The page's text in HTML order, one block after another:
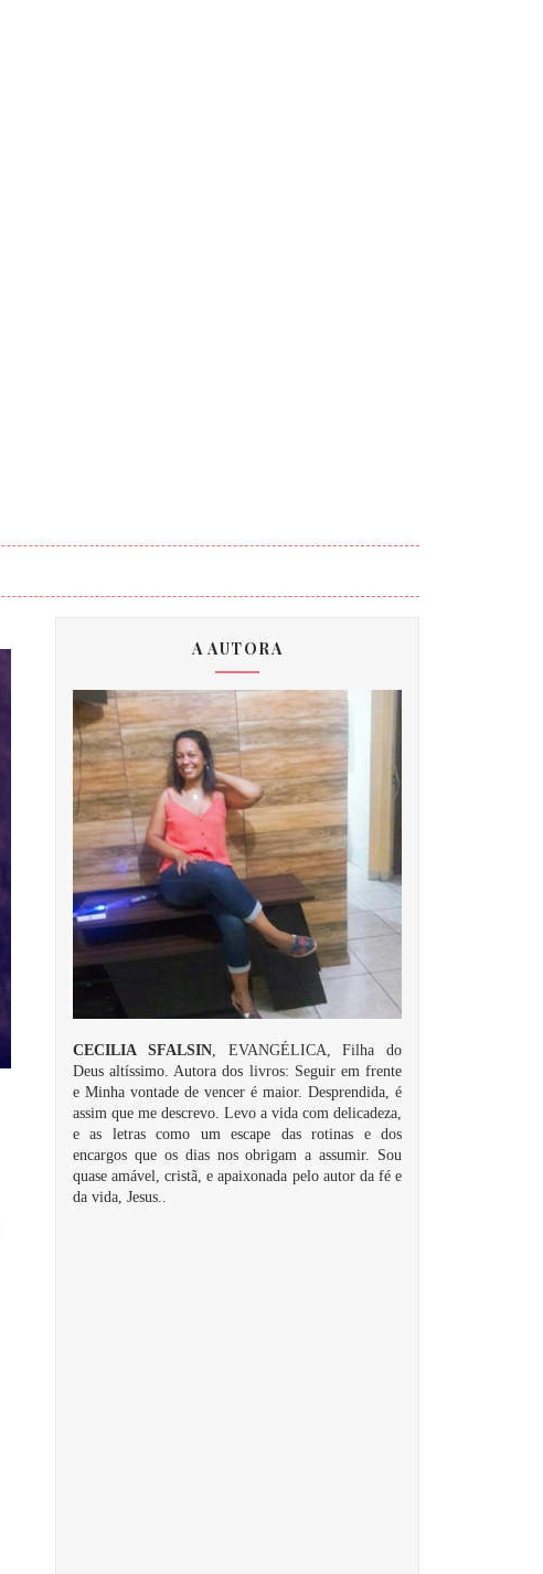
A AUTORA
CECILIA SFALSIN, EVANGÉLICA, Filha do
Deus altíssimo. Autora dos livros: Seguir em frente
e Minha vontade de vencer é maior. Desprendida, é
assim que me descrevo. Levo a vida com delicadeza,
e as letras como um escape das rotinas e dos
encargos que os dias nos obrigam a assumir. Sou
quase amável, cristã, e apaixonada pelo autor da fé e
da vida, Jesus..